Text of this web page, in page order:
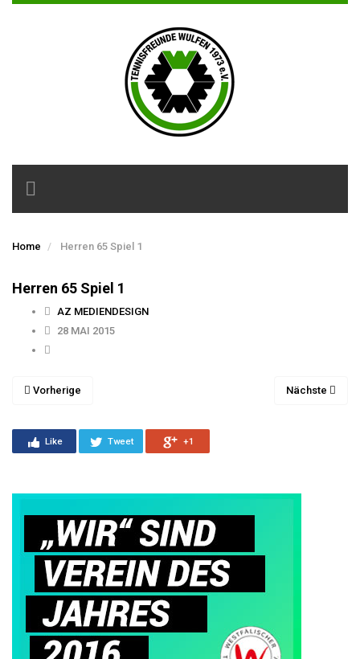
Toggle
navigation
Home Herren 65 Spiel 1
Herren 65 Spiel 1
AZ MEDIENDESIGN
28 MAI 2015
Vorherige Nächste
Like Tweet +1